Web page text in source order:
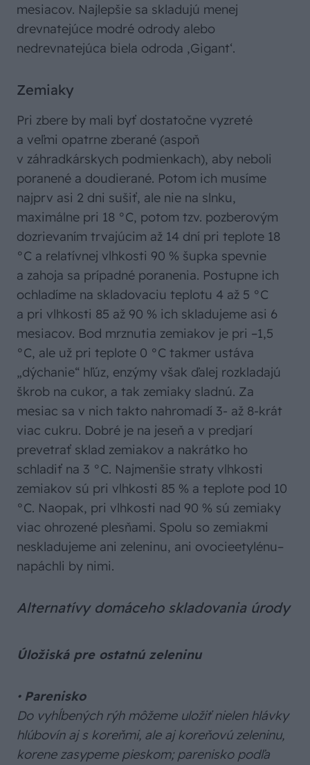
mesiacov. Najlepšie sa skladujú menej
drevnatejúce modré odrody alebo
nedrevnatejúca biela odroda ,Gigant‘.
Zemiaky
Pri zbere by mali byť dostatočne vyzreté
a veľmi opatrne zberané (aspoň
v záhradkárskych podmienkach), aby neboli
poranené a doudierané. Potom ich musíme
najprv asi 2 dni sušiť, ale nie na slnku,
maximálne pri 18 °C, potom tzv. pozberovým
dozrievaním trvajúcim až 14 dní pri teplote 18
°C a relatívnej vlhkosti 90 % šupka spevnie
a zahoja sa prípadné poranenia. Postupne ich
ochladíme na skladovaciu teplotu 4 až 5 °C
a pri vlhkosti 85 až 90 % ich skladujeme asi 6
mesiacov. Bod mrznutia zemiakov je pri –1,5
°C, ale už pri teplote 0 °C takmer ustáva
„dýchanie“ hľúz, enzýmy však ďalej rozkladajú
škrob na cukor, a tak zemiaky sladnú. Za
mesiac sa v nich takto nahromadí 3- až 8-krát
viac cukru. Dobré je na jeseň a v predjarí
prevetrať sklad zemiakov a nakrátko ho
schladiť na 3 °C. Najmenšie straty vlhkosti
zemiakov sú pri vlhkosti 85 % a teplote pod 10
°C. Naopak, pri vlhkosti nad 90 % sú zemiaky
viac ohrozené plesňami. Spolu so zemiakmi
neskladujeme ani zeleninu, ani ovocieetylénu–
napáchli by nimi.
Alternatívy domáceho skladovania úrody
Úložiská pre ostatnú zeleninu
• Parenisko
Do vyhĺbených rýh môžeme uložiť nielen hlávky
hlúbovín aj s koreňmi, ale aj koreňovú zeleninu,
korene zasypeme pieskom; parenisko podľa